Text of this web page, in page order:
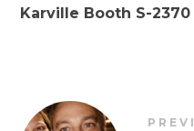
Karville Booth S-2370